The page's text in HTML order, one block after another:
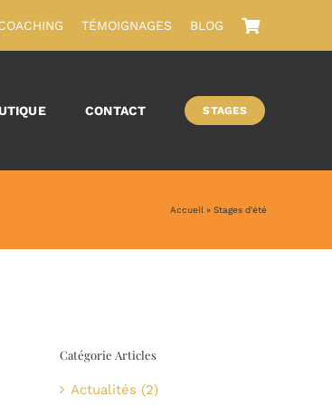
TÉMOIGNAGES BLOG
CONTACT STAGES
Accueil » Stages d'été
Catégorie Articles
Actualités (2)